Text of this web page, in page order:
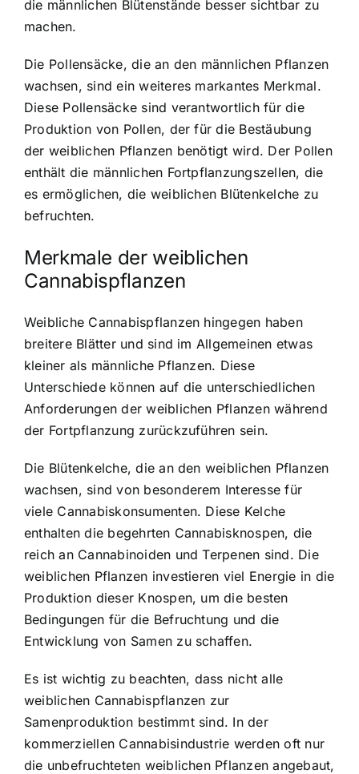
die männlichen Blütenstände besser sichtbar zu
machen.
Die Pollensäcke, die an den männlichen Pflanzen
wachsen, sind ein weiteres markantes Merkmal.
Diese Pollensäcke sind verantwortlich für die
Produktion von Pollen, der für die Bestäubung
der weiblichen Pflanzen benötigt wird. Der Pollen
enthält die männlichen Fortpflanzungszellen, die
es ermöglichen, die weiblichen Blütenkelche zu
befruchten.
Merkmale der weiblichen
Cannabispflanzen
Weibliche Cannabispflanzen hingegen haben
breitere Blätter und sind im Allgemeinen etwas
kleiner als männliche Pflanzen. Diese
Unterschiede können auf die unterschiedlichen
Anforderungen der weiblichen Pflanzen während
der Fortpflanzung zurückzuführen sein.
Die Blütenkelche, die an den weiblichen Pflanzen
wachsen, sind von besonderem Interesse für
viele Cannabiskonsumenten. Diese Kelche
enthalten die begehrten Cannabisknospen, die
reich an Cannabinoiden und Terpenen sind. Die
weiblichen Pflanzen investieren viel Energie in die
Produktion dieser Knospen, um die besten
Bedingungen für die Befruchtung und die
Entwicklung von Samen zu schaffen.
Es ist wichtig zu beachten, dass nicht alle
weiblichen Cannabispflanzen zur
Samenproduktion bestimmt sind. In der
kommerziellen Cannabisindustrie werden oft nur
die unbefruchteten weiblichen Pflanzen angebaut,